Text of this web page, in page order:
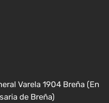
Varela 1904 Breña (En
de Breña)